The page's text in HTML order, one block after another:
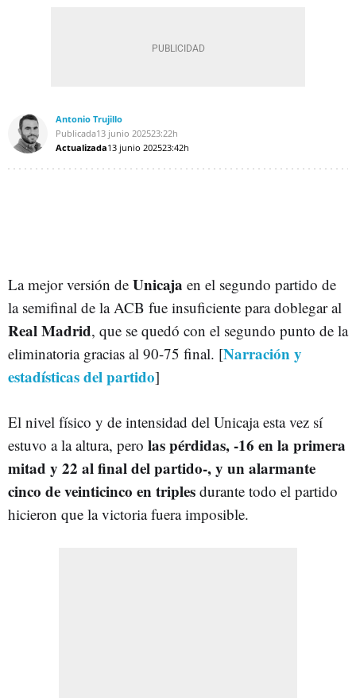
Antonio Trujillo
Publicada13 junio 202523:22h
Actualizada13 junio 202523:42h
La mejor versión de Unicaja en el segundo partido de
la semifinal de la ACB fue insuficiente para doblegar al
Real Madrid, que se quedó con el segundo punto de la
eliminatoria gracias al 90-75 final. [Narración y
estadísticas del partido]
El nivel físico y de intensidad del Unicaja esta vez sí
estuvo a la altura, pero las pérdidas, -16 en la primera
mitad y 22 al final del partido-, y un alarmante
cinco de veinticinco en triples durante todo el partido
hicieron que la victoria fuera imposible.